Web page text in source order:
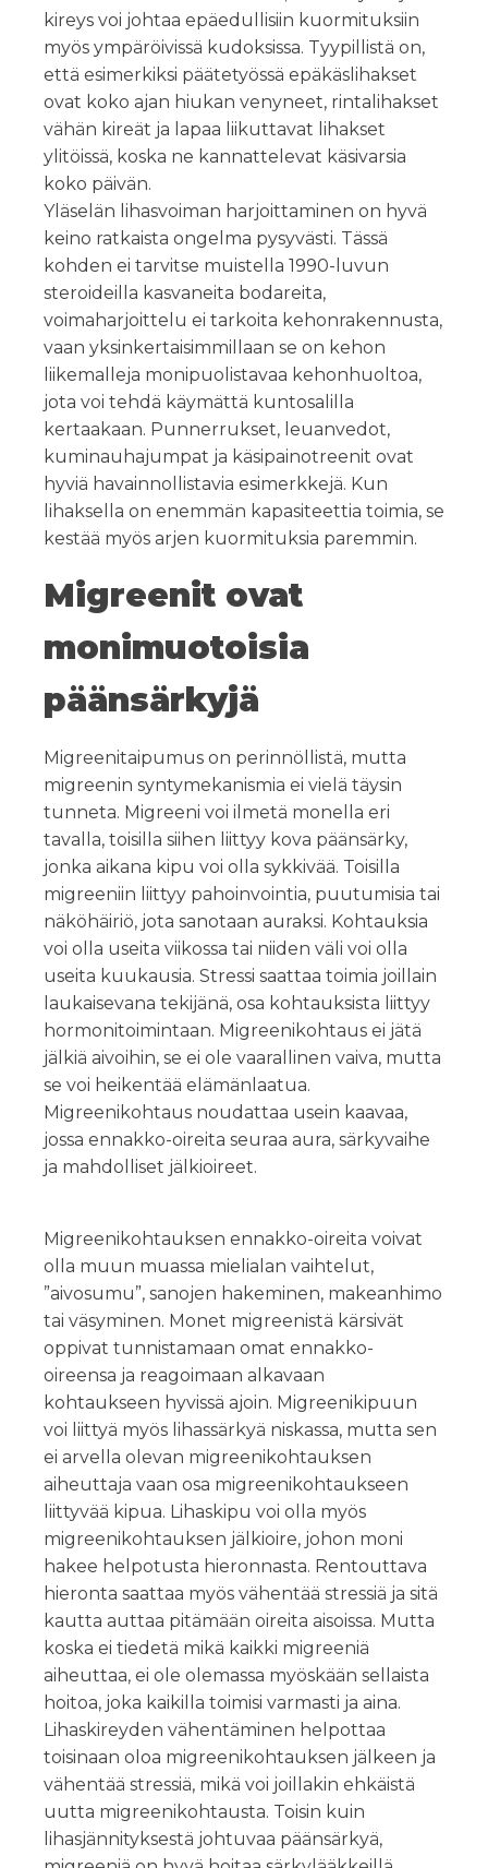
kireys voi johtaa epäedullisiin kuormituksiin
myös ympäröivissä kudoksissa. Tyypillistä on,
että esimerkiksi päätetyössä epäkäslihakset
ovat koko ajan hiukan venyneet, rintalihakset
vähän kireät ja lapaa liikuttavat lihakset
ylitöissä, koska ne kannattelevat käsivarsia
koko päivän.
Yläselän lihasvoiman harjoittaminen on hyvä
keino ratkaista ongelma pysyvästi. Tässä
kohden ei tarvitse muistella 1990-luvun
steroideilla kasvaneita bodareita,
voimaharjoittelu ei tarkoita kehonrakennusta,
vaan yksinkertaisimmillaan se on kehon
liikemalleja monipuolistavaa kehonhuoltoa,
jota voi tehdä käymättä kuntosalilla
kertaakaan. Punnerrukset, leuanvedot,
kuminauhajumpat ja käsipainotreenit ovat
hyviä havainnollistavia esimerkkejä. Kun
lihaksella on enemmän kapasiteettia toimia, se
kestää myös arjen kuormituksia paremmin.
Migreenit ovat
monimuotoisia
päänsärkyjä
Migreenitaipumus on perinnöllistä, mutta
migreenin syntymekanismia ei vielä täysin
tunneta. Migreeni voi ilmetä monella eri
tavalla, toisilla siihen liittyy kova päänsärky,
jonka aikana kipu voi olla sykkivää. Toisilla
migreeniin liittyy pahoinvointia, puutumisia tai
näköhäiriö, jota sanotaan auraksi. Kohtauksia
voi olla useita viikossa tai niiden väli voi olla
useita kuukausia. Stressi saattaa toimia joillain
laukaisevana tekijänä, osa kohtauksista liittyy
hormonitoimintaan. Migreenikohtaus ei jätä
jälkiä aivoihin, se ei ole vaarallinen vaiva, mutta
se voi heikentää elämänlaatua.
Migreenikohtaus noudattaa usein kaavaa,
jossa ennakko-oireita seuraa aura, särkyvaihe
ja mahdolliset jälkioireet.
Migreenikohtauksen ennakko-oireita voivat
olla muun muassa mielialan vaihtelut,
”aivosumu”, sanojen hakeminen, makeanhimo
tai väsyminen. Monet migreenistä kärsivät
oppivat tunnistamaan omat ennakko-
oireensa ja reagoimaan alkavaan
kohtaukseen hyvissä ajoin. Migreenikipuun
voi liittyä myös lihassärkyä niskassa, mutta sen
ei arvella olevan migreenikohtauksen
aiheuttaja vaan osa migreenikohtaukseen
liittyvää kipua. Lihaskipu voi olla myös
migreenikohtauksen jälkioire, johon moni
hakee helpotusta hieronnasta. Rentouttava
hieronta saattaa myös vähentää stressiä ja sitä
kautta auttaa pitämään oireita aisoissa. Mutta
koska ei tiedetä mikä kaikki migreeniä
aiheuttaa, ei ole olemassa myöskään sellaista
hoitoa, joka kaikilla toimisi varmasti ja aina.
Lihaskireyden vähentäminen helpottaa
toisinaan oloa migreenikohtauksen jälkeen ja
vähentää stressiä, mikä voi joillakin ehkäistä
uutta migreenikohtausta. Toisin kuin
lihasjännityksestä johtuvaa päänsärkyä,